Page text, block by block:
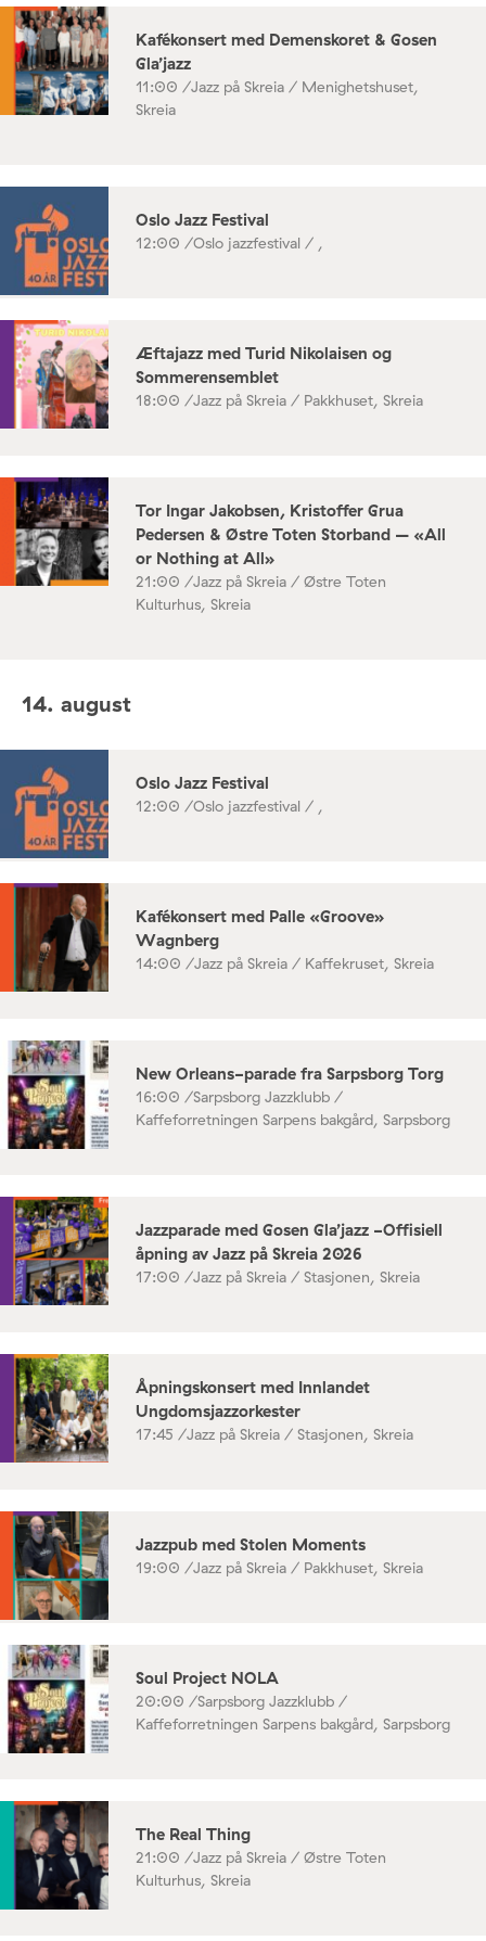
Kafékonsert med Demenskoret & Gosen
Gla’jazz
11:00 /Jazz på Skreia / Menighetshuset,
Skreia
Oslo Jazz Festival
12:00 /Oslo jazzfestival / ,
Æftajazz med Turid Nikolaisen og
Sommerensemblet
18:00 /Jazz på Skreia / Pakkhuset, Skreia
Tor Ingar Jakobsen, Kristoffer Grua
Pedersen & Østre Toten Storband – «All
or Nothing at All»
21:00 /Jazz på Skreia / Østre Toten
Kulturhus, Skreia
14. august
Oslo Jazz Festival
12:00 /Oslo jazzfestival / ,
Kafékonsert med Palle «Groove»
Wagnberg
14:00 /Jazz på Skreia / Kaffekruset, Skreia
New Orleans-parade fra Sarpsborg Torg
16:00 /Sarpsborg Jazzklubb /
Kaffeforretningen Sarpens bakgård, Sarpsborg
Jazzparade med Gosen Gla’jazz -Offisiell
åpning av Jazz på Skreia 2026
17:00 /Jazz på Skreia / Stasjonen, Skreia
Åpningskonsert med Innlandet
Ungdomsjazzorkester
17:45 /Jazz på Skreia / Stasjonen, Skreia
Jazzpub med Stolen Moments
19:00 /Jazz på Skreia / Pakkhuset, Skreia
Soul Project NOLA
20:00 /Sarpsborg Jazzklubb /
Kaffeforretningen Sarpens bakgård, Sarpsborg
The Real Thing
21:00 /Jazz på Skreia / Østre Toten
Kulturhus, Skreia